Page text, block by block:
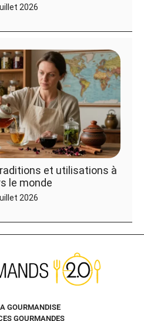
2026
et utilisations à
le monde
2026
GOURMANDISE
GOURMANDES